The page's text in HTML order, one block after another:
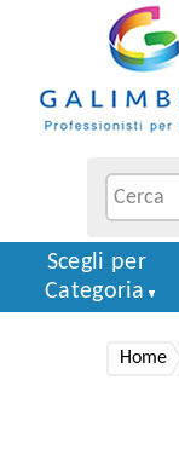
Scegli per
Categoria
Home